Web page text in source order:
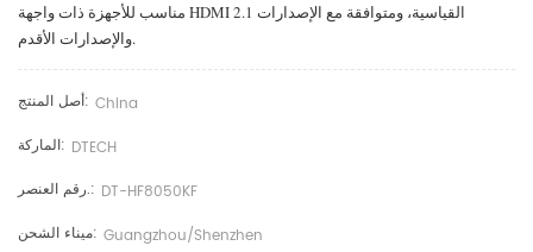
مناسب للأجهزة ذات واجهة HDMI القياسية، ومتوافقة مع الإصدارات 2.1
والإصدارات الأقدم.
أصل المنتج: China
الماركة: DTECH
رقم العنصر.: DT-HF8050KF
ميناء الشحن: Guangzhou/Shenzhen